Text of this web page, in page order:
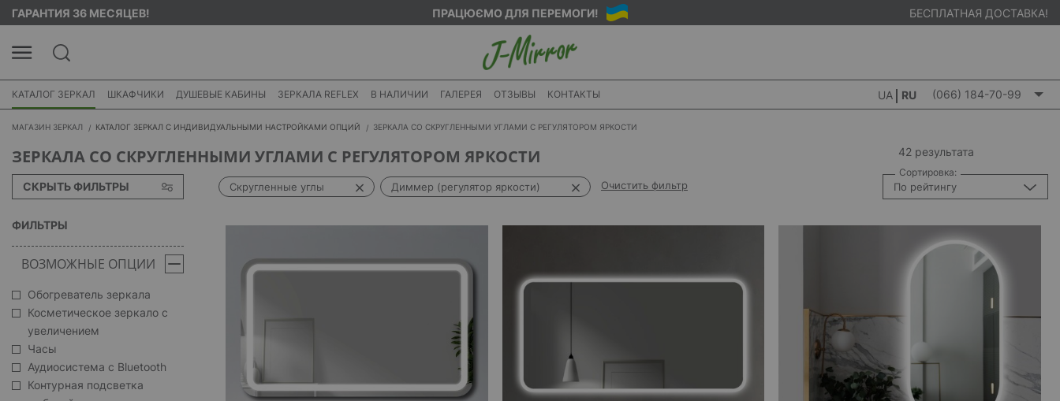
ГАРАНТИЯ 36 МЕСЯЦЕВ! ПРАЦЮЄМО ДЛЯ ПЕРЕМОГИ! БЕСПЛАТНАЯ ДОСТАВКА!
КАТАЛОГ ЗЕРКАЛ ШКАФЧИКИ ДУШЕВЫЕ КАБИНЫ ЗЕРКАЛА REFLEX В НАЛИЧИИ ГАЛЕРЕЯ ОТЗЫВЫ КОНТАКТЫ UA RU (066) 184-70-99
МАГАЗИН ЗЕРКАЛ КАТАЛОГ ЗЕРКАЛ С ИНДИВИДУАЛЬНЫМИ НАСТРОЙКАМИ ОПЦИЙ ЗЕРКАЛА СО СКРУГЛЕННЫМИ УГЛАМИ С РЕГУЛЯТОРОМ ЯРКОСТИ
ЗЕРКАЛА СО СКРУГЛЕННЫМИ УГЛАМИ С РЕГУЛЯТОРОМ ЯРКОСТИ
СКРЫТЬ ФИЛЬТРЫ
ФИЛЬТРЫ
ВОЗМОЖНЫЕ ОПЦИИ
Обогреватель зеркала
Косметическое зеркало с
увеличением
Часы
Аудиосистема с Bluetooth
Контурная подсветка
Скругленные углы Диммер (регулятор яркости) Очистить фильтр
42 результата
Сортировка:
По рейтингу